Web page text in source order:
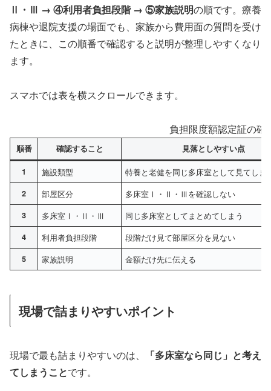
Ⅱ・Ⅲ → ④利用者負担段階 → ⑤家族説明の順です。療養
病棟や退院支援の場面でも、家族から費用面の質問を受け
たときに、この順番で確認すると説明が整理しやすくなり
ます。
スマホでは表を横スクロールできます。
負担限度額認定証の確
順番 確認すること 見落としやすい点
1 施設類型 特養と老健を同じ多床室として見てしま
2 部屋区分 多床室Ⅰ・Ⅱ・Ⅲを確認しない
3 多床室Ⅰ・Ⅱ・Ⅲ 同じ多床室としてまとめてしまう
4 利用者負担段階 段階だけ見て部屋区分を見ない
5 家族説明 金額だけ先に伝える
現場で詰まりやすいポイント
現場で最も詰まりやすいのは、
「多床室なら同じ」と考え
てしまうことです。